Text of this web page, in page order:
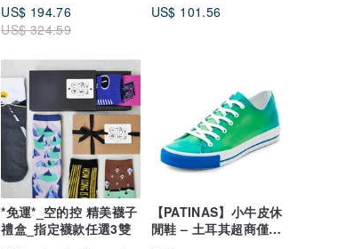
US$ 194.76
US$ 324.59
US$ 101.56
*免運*_空的控 精美襪子
禮盒_指定襪款任選3雙
【PATINAS】小牛皮休
閒鞋 – 土耳其超商僅限